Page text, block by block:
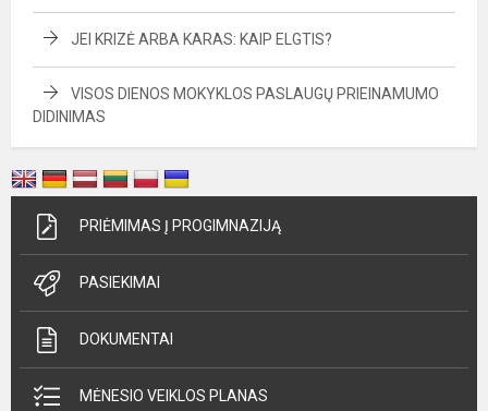
JEI KRIZĖ ARBA KARAS: KAIP ELGTIS?
VISOS DIENOS MOKYKLOS PASLAUGŲ PRIEINAMUMO
DIDINIMAS
PRIĖMIMAS Į PROGIMNAZIJĄ
PASIEKIMAI
DOKUMENTAI
MĖNESIO VEIKLOS PLANAS